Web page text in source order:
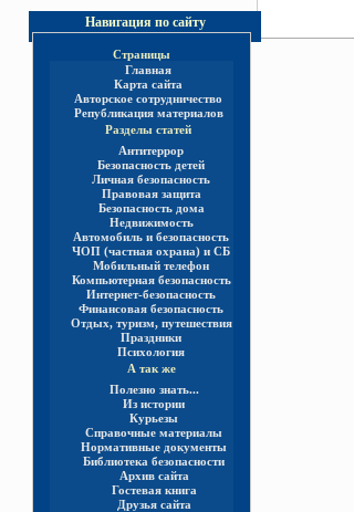
Навигация по сайту
Страницы
Главная
Карта сайта
Авторское сотрудничество
Републикация материалов
Разделы статей
Антитеррор
Безопасность детей
Личная безопасность
Правовая защита
Безопасность дома
Недвижимость
Автомобиль и безопасность
ЧОП (частная охрана) и СБ
Мобильный телефон
Компьютерная безопасность
Интернет-безопасность
Финансовая безопасность
Отдых, туризм, путешествия
Праздники
Психология
А так же
Полезно знать...
Из истории
Курьезы
Справочные материалы
Нормативные документы
Библиотека безопасности
Архив сайта
Гостевая книга
Друзья сайта